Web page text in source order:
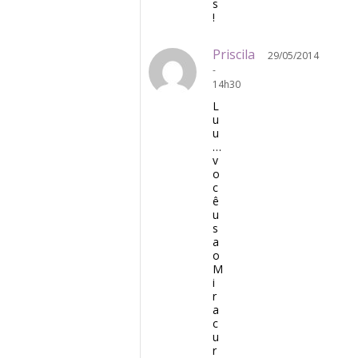
s
!
Priscila
29/05/2014
-
14h30
L
u
u
…
v
o
c
ê
u
s
a
o
M
i
r
a
c
u
r